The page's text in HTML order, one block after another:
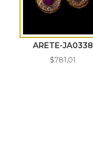
ARETE-JA0338
$781,01